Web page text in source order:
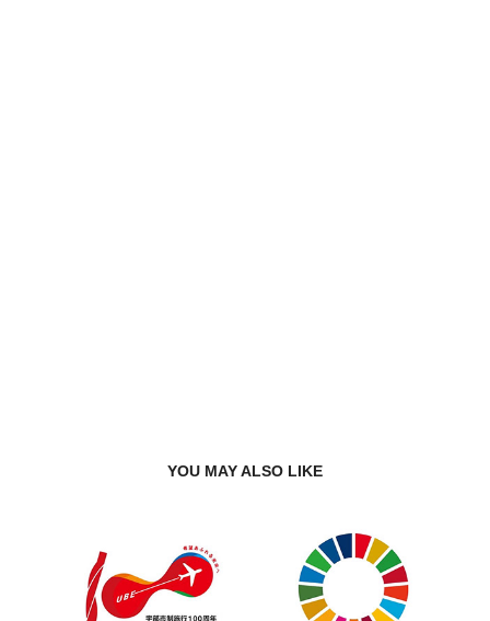
YOU MAY ALSO LIKE